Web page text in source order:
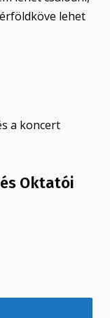
lehet
a koncert
Oktatói